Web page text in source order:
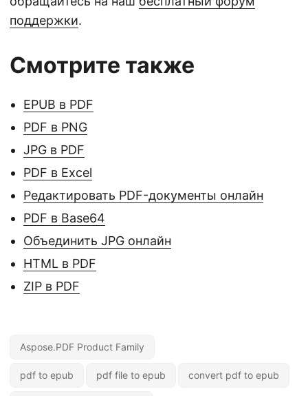
поддержки.
Смотрите также
EPUB в PDF
PDF в PNG
JPG в PDF
PDF в Excel
Редактировать PDF-документы онлайн
PDF в Base64
Объединить JPG онлайн
HTML в PDF
ZIP в PDF
Aspose.PDF Product Family
pdf to epub pdf file to epub convert pdf to epub